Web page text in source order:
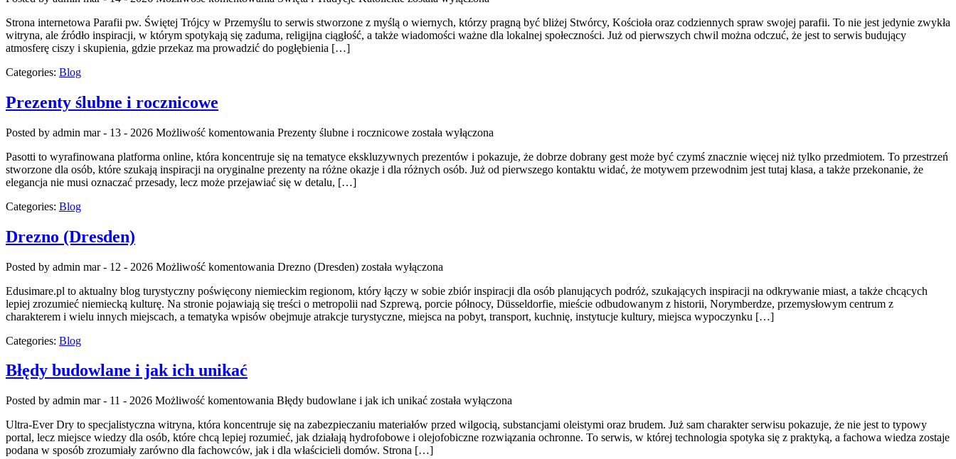
Strona internetowa Parafii pw. Świętej Trójcy w Przemyślu to serwis stworzone z myślą o wiernych, którzy pragną być bliżej Stwórcy, Kościoła oraz codziennych spraw swojej parafii. To nie jest jedynie zwykła
witryna, ale źródło inspiracji, w którym spotykają się zaduma, religijna ciągłość, a także wiadomości ważne dla lokalnej społeczności. Już od pierwszych chwil można odczuć, że jest to serwis budujący
atmosferę ciszy i skupienia, gdzie przekaz ma prowadzić do pogłębienia […]
Categories: Blog
Prezenty ślubne i rocznicowe
Posted by admin mar - 13 - 2026 Możliwość komentowania Prezenty ślubne i rocznicowe została wyłączona
Pasotti to wyrafinowana platforma online, która koncentruje się na tematyce ekskluzywnych prezentów i pokazuje, że dobrze dobrany gest może być czymś znacznie więcej niż tylko przedmiotem. To przestrzeń
stworzone dla osób, które szukają inspiracji na oryginalne prezenty na różne okazje i dla różnych osób. Już od pierwszego kontaktu widać, że motywem przewodnim jest tutaj klasa, a także przekonanie, że
elegancja nie musi oznaczać przesady, lecz może przejawiać się w detalu, […]
Categories: Blog
Drezno (Dresden)
Posted by admin mar - 12 - 2026 Możliwość komentowania Drezno (Dresden) została wyłączona
Edusimare.pl to aktualny blog turystyczny poświęcony niemieckim regionom, który łączy w sobie zbiór inspiracji dla osób planujących podróż, szukających inspiracji na odkrywanie miast, a także chcących
lepiej zrozumieć niemiecką kulturę. Na stronie pojawiają się treści o metropolii nad Szprewą, porcie północy, Düsseldorfie, mieście odbudowanym z historii, Norymberdze, przemysłowym centrum z
charakterem i wielu innych miejscach, a tematyka wpisów obejmuje atrakcje turystyczne, miejsca na pobyt, transport, kuchnię, instytucje kultury, miejsca wypoczynku […]
Categories: Blog
Błędy budowlane i jak ich unikać
Posted by admin mar - 11 - 2026 Możliwość komentowania Błędy budowlane i jak ich unikać została wyłączona
Ultra-Ever Dry to specjalistyczna witryna, która koncentruje się na zabezpieczaniu materiałów przed wilgocią, substancjami oleistymi oraz brudem. Już sam charakter serwisu pokazuje, że nie jest to typowy
portal, lecz miejsce wiedzy dla osób, które chcą lepiej rozumieć, jak działają hydrofobowe i olejofobiczne rozwiązania ochronne. To serwis, w której technologia spotyka się z praktyką, a fachowa wiedza zostaje
podana w sposób zrozumiały zarówno dla fachowców, jak i dla właścicieli domów. Strona […]